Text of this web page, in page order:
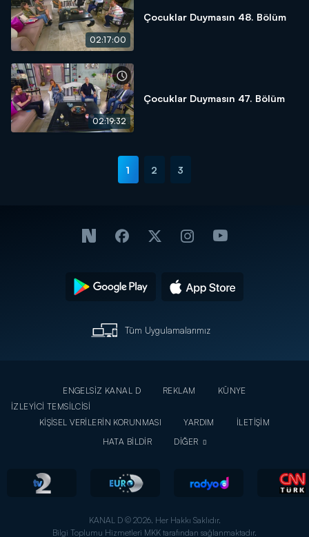
02:17:00
Çocuklar Duymasın 48. Bölüm
02:19:32
Çocuklar Duymasın 47. Bölüm
1 2 3
Tüm Uygulamalarımız
ENGELSİZ KANAL D REKLAM
KÜNYE
İZLEYİCİ TEMSİLCİSİ
KİŞİSEL VERİLERİN KORUNMASI
YARDIM
İLETİŞİM
HATA BİLDİR
DİĞER
KANAL D © 2026. Her Hakkı Saklıdır.
Bilgi Toplumu Hizmetleri MKK tarafından sağlanmaktadır.